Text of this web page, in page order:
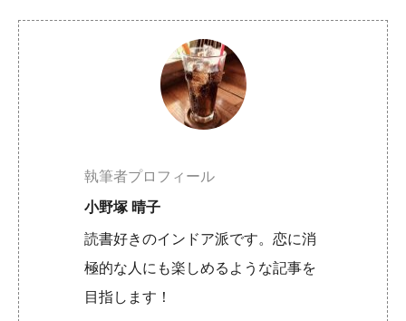
執筆者プロフィール
小野塚 晴子
読書好きのインドア派です。恋に消
極的な人にも楽しめるような記事を
目指します！